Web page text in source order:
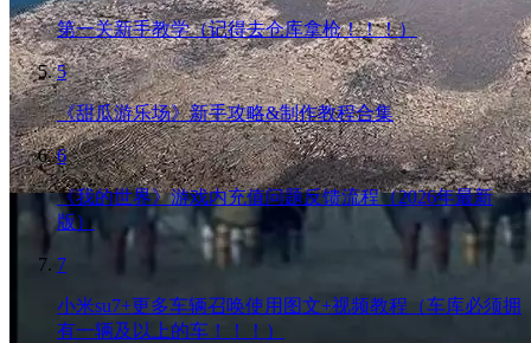
第一关新手教学（记得去仓库拿枪！！！）
5
《甜瓜游乐场》新手攻略&制作教程合集
6
《我的世界》游戏内充值问题反馈流程（2026年最新
版）
7
小米su7+更多车辆召唤使用图文+视频教程（车库必须拥
有一辆及以上的车！！！）